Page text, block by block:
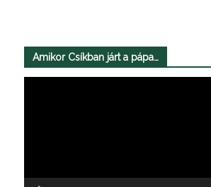
Amikor Csíkban járt a pápa…